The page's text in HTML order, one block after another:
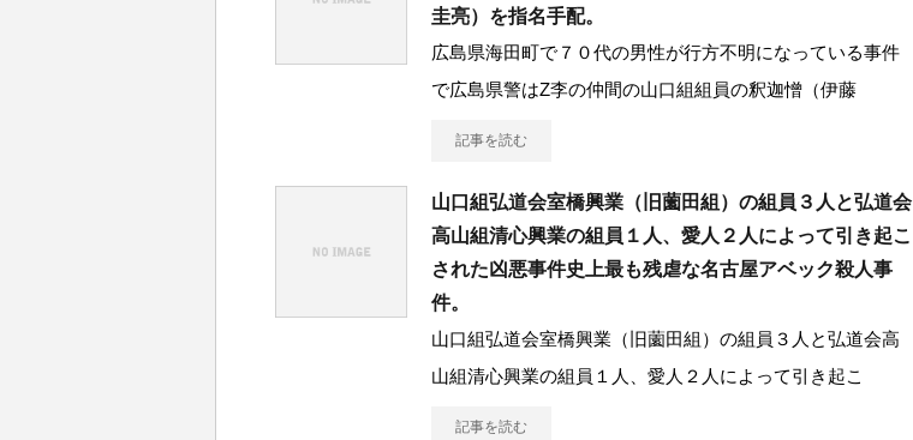
圭亮）を指名手配。
広島県海田町で７０代の男性が行方不明になっている事件
で広島県警はZ李の仲間の山口組組員の釈迦憎（伊藤
記事を読む
山口組弘道会室橋興業（旧薗田組）の組員３人と弘道会
高山組清心興業の組員１人、愛人２人によって引き起こ
された凶悪事件史上最も残虐な名古屋アベック殺人事
件。
山口組弘道会室橋興業（旧薗田組）の組員３人と弘道会高
山組清心興業の組員１人、愛人２人によって引き起こ
記事を読む